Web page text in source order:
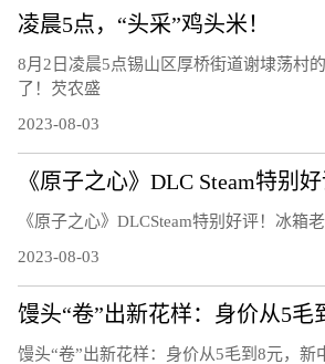
凌晨5点，“头采”鸡头米！
8月2日凌晨5点锡山区厚桥街道谢埭荡村
了！芡农盛
2023-08-03
《原子之心》DLCSteam特别好评！冰箱
2023-08-03
馒头“卷”出新花样：身价从5毛到8元，新